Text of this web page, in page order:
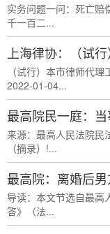
实务问题一问：死亡赔
千一百二...
上海律协：（试
（试行）本市律师代
2022-01-04...
最高院民一庭：
来源：最高人民法院民
（摘录）!...
最高院：离婚后
导读：本文节选自最高
答》（法...